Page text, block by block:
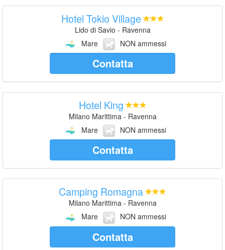
Hotel Tokio Village
Lido di Savio - Ravenna
Mare
NON ammessi
Contatta
Hotel King
Milano Marittima - Ravenna
Mare
NON ammessi
Contatta
Camping Romagna
Milano Marittima - Ravenna
Mare
NON ammessi
Contatta